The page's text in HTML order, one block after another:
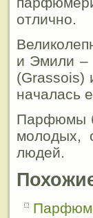
отлично.
и Эмили –
(Grassois)
началась
Парфюмы
молодых,
людей.